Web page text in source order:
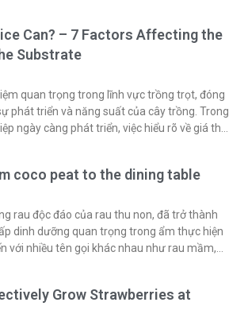
Can? – 7 Factors Affecting the
Substrate
quan trọng trong lĩnh vực trồng trọt, đóng
phát triển và năng suất của cây trồng. Trong
ngày càng phát triển, việc hiểu rõ về giá thể
đúng cách sẽ giúp nâng cao chất lượng và
coco peat to the dining table
rau độc đáo của rau thu non, đã trở thành
dinh dưỡng quan trọng trong ẩm thực hiện
với nhiều tên gọi khác nhau như rau mầm,
greens. Chúng không chỉ là một phần
Grow Strawberries at